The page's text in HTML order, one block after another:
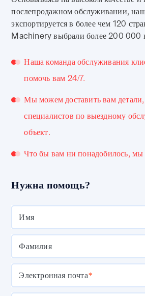
послепродажном обслуживании,
экспортируется в более чем 120
Machinery выбрали более 200 000
Наша команда обслуживания
помочь вам 24/7.
Мы можем доставить вам детали,
специалистов по выездному
объект.
Что бы вам ни понадобилось, мы
Нужна помощь?
Имя
Фамилия
Электронная почта*